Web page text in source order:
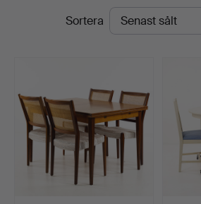
SlutpriserSortera